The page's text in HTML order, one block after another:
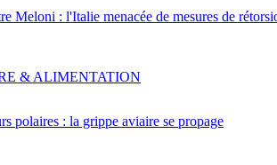
Meloni : l'Italie menacée de mesures de
polaires : la grippe aviaire se propage
& ALIMENTATION